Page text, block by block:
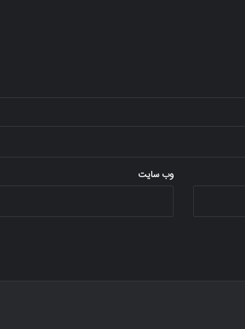
وب‌ سایت